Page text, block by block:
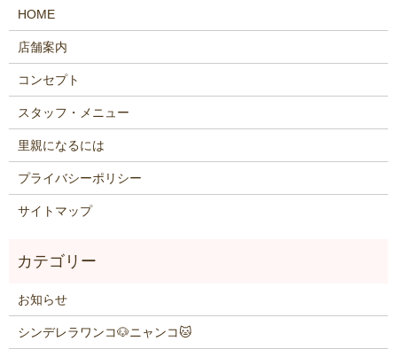
HOME
店舗案内
コンセプト
スタッフ・メニュー
里親になるには
プライバシーポリシー
サイトマップ
お知らせ
シンデレラワンコ🐶ニャンコ🐱